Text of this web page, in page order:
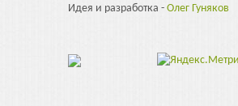
Идея и разработка - Олег Гуняков